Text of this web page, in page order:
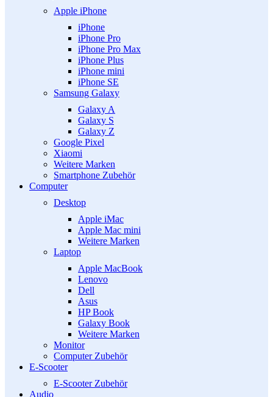
Apple iPhone
iPhone
iPhone Pro
iPhone Pro Max
iPhone Plus
iPhone mini
iPhone SE
Samsung Galaxy
Galaxy A
Galaxy S
Galaxy Z
Google Pixel
Xiaomi
Weitere Marken
Smartphone Zubehör
Computer
Desktop
Apple iMac
Apple Mac mini
Weitere Marken
Laptop
Apple MacBook
Lenovo
Dell
Asus
HP Book
Galaxy Book
Weitere Marken
Monitor
Computer Zubehör
E-Scooter
E-Scooter Zubehör
Audio